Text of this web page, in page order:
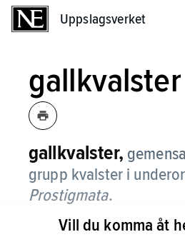
Uppslagsverket
gallkvalster
gallkvalster,
grupp kvalster i
Prostigmata.
De lever som
Vill du komma åt